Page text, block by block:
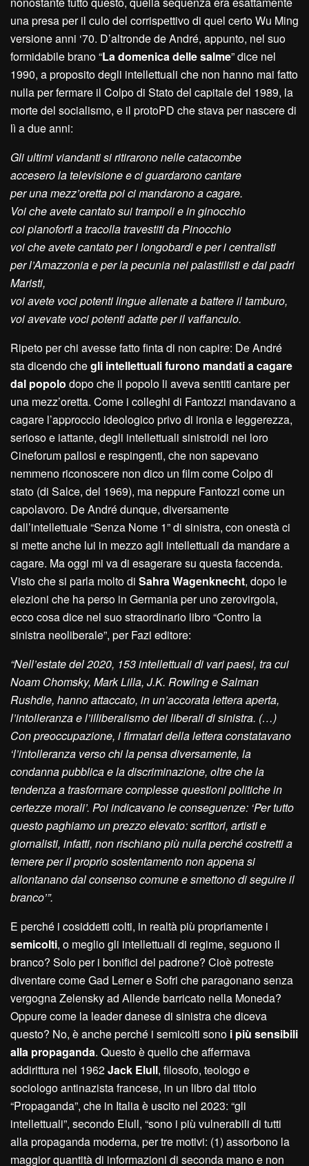
una presa per il culo del corrispettivo di quel certo Wu Ming
versione anni ‘70. D’altronde de André, appunto, nel suo
formidabile brano “La domenica delle salme” dice nel
1990, a proposito degli intellettuali che non hanno mai fatto
nulla per fermare il Colpo di Stato del capitale del 1989, la
morte del socialismo, e il protoPD che stava per nascere di
lì a due anni:
Gli ultimi viandanti si ritirarono nelle catacombe
accesero la televisione e ci guardarono cantare
per una mezz’oretta poi ci mandarono a cagare.
Voi che avete cantato sui trampoli e in ginocchio
coi pianoforti a tracolla travestiti da Pinocchio
voi che avete cantato per i longobardi e per i centralisti
per l’Amazzonia e per la pecunia nei palastilisti e dai padri
Maristi,
voi avete voci potenti lingue allenate a battere il tamburo,
voi avevate voci potenti adatte per il vaffanculo.
Ripeto per chi avesse fatto finta di non capire: De André
sta dicendo chegli intellettuali furono mandati a cagare
dal popolo dopo che il popolo li aveva sentiti cantare per
una mezz’oretta. Come i colleghi di Fantozzi mandavano a
cagare l’approccio ideologico privo di ironia e leggerezza,
serioso e iattante, degli intellettuali sinistroidi nei loro
Cineforum pallosi e respingenti, che non sapevano
nemmeno riconoscere non dico un film come Colpo di
stato (di Salce, del 1969), ma neppure Fantozzi come un
capolavoro. De André dunque, diversamente
dall’intellettuale “Senza Nome 1” di sinistra, con onestà ci
si mette anche lui in mezzo agli intellettuali da mandare a
cagare. Ma oggi mi va di esagerare su questa faccenda.
Visto che si parla molto di Sahra Wagenknecht, dopo le
elezioni che ha perso in Germania per uno zerovirgola,
ecco cosa dice nel suo straordinario libro “Contro la
sinistra neoliberale”, per Fazi editore:
“Nell’estate del 2020, 153 intellettuali di vari paesi, tra cui
Noam Chomsky, Mark Lilla, J.K. Rowling e Salman
Rushdie, hanno attaccato, in un’accorata lettera aperta,
l’intolleranza e l’illiberalismo dei liberali di sinistra. (…)
Con preoccupazione, i firmatari della lettera constatavano
‘l’intolleranza verso chi la pensa diversamente, la
condanna pubblica e la discriminazione, oltre che la
tendenza a trasformare complesse questioni politiche in
certezze morali’. Poi indicavano le conseguenze: ‘Per tutto
questo paghiamo un prezzo elevato: scrittori, artisti e
giornalisti, infatti, non rischiano più nulla perché costretti a
temere per il proprio sostentamento non appena si
allontanano dal consenso comune e smettono di seguire il
branco’”.
E perché i cosiddetti colti, in realtà più propriamente i
semicolti, o meglio gli intellettuali di regime, seguono il
branco? Solo per i bonifici del padrone? Cioè potreste
diventare come Gad Lerner e Sofri che paragonano senza
vergogna Zelensky ad Allende barricato nella Moneda?
Oppure come la leader danese di sinistra che diceva
questo? No, è anche perché i semicolti sono i più sensibili
alla propaganda. Questo è quello che affermava
addirittura nel 1962Jack Elull, filosofo, teologo e
sociologo antinazista francese, in un libro dal titolo
“Propaganda”, che in Italia è uscito nel 2023: “gli
intellettuali”, secondo Elull, “sono i più vulnerabili di tutti
alla propaganda moderna, per tre motivi: (1) assorbono la
maggior quantità di informazioni di seconda mano e non